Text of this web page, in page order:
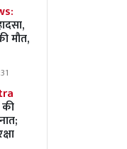
मौत,